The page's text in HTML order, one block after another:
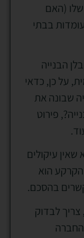
שלו (האם
בבתי
הבנייה
על כן, כדאי
שבונה את
פירוט
שאין עיקולים
הוא
בהסכם.
לבדוק